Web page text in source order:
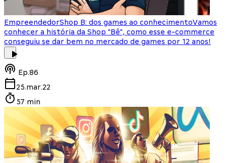
EmpreendedorShop B: dos games ao conhecimentoVamos
conhecer a história da Shop "Bê", como esse e-commerce
conseguiu se dar bem no mercado de games por 12 anos!
Ep.86
25.mar.22
57 min